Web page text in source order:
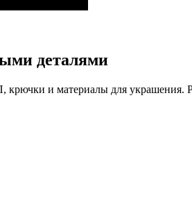
деталями
и материалы для украшения.